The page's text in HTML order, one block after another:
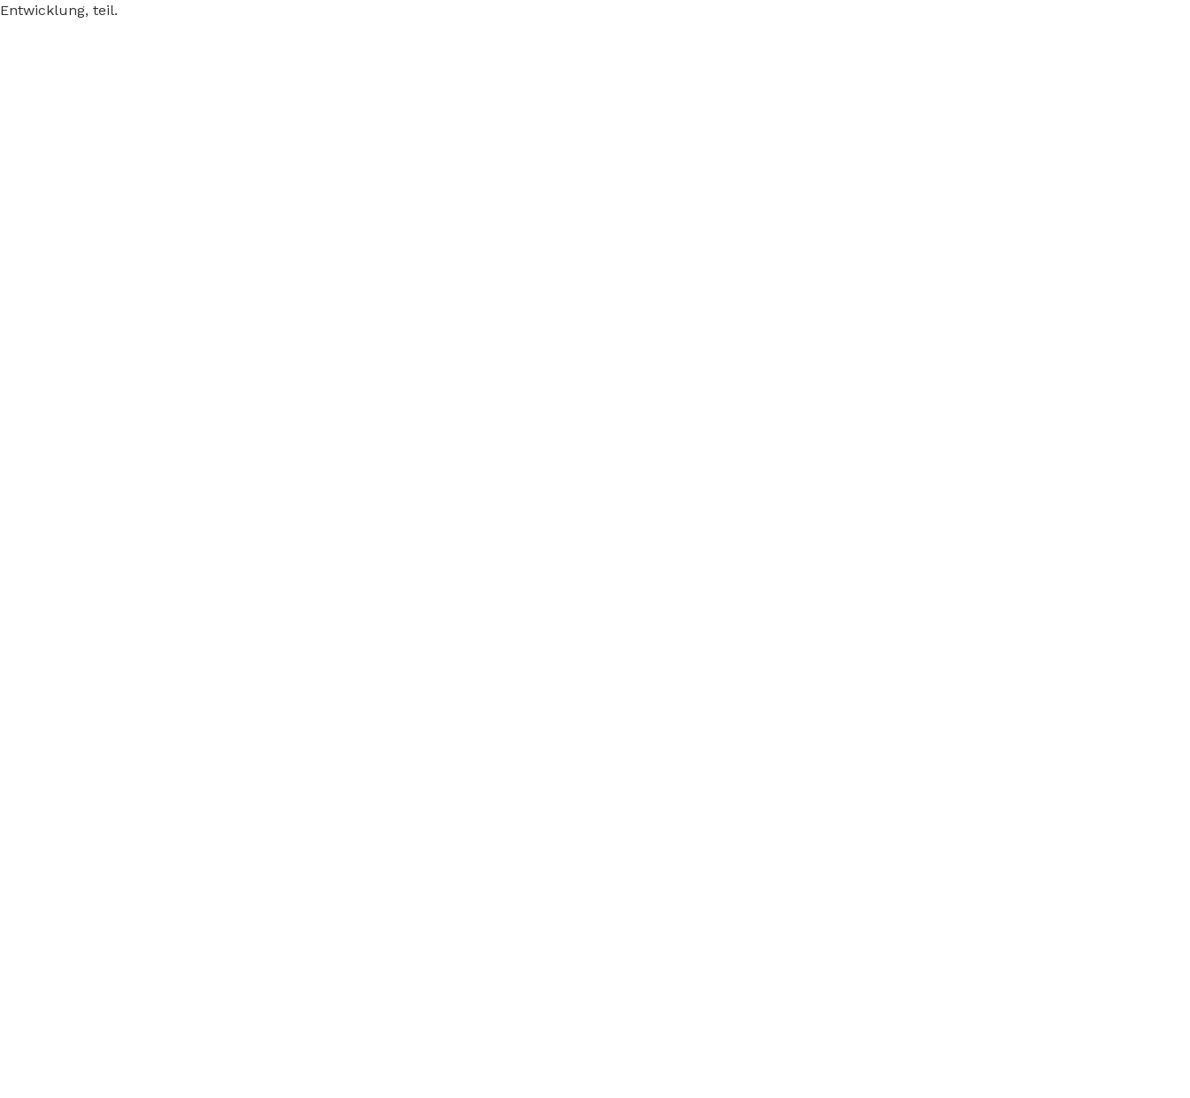
Entwicklung, teil.